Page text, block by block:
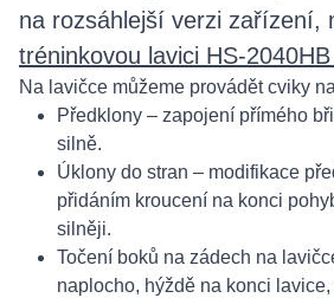
na rozsáhlejší verzi zařízení,
tréninkovou lavici HS-2040HB
Na lavičce můžeme provádět cviky
Předklony – zapojení přímého
silně.
Úklony do stran – modifikace
přidáním kroucení na konci
silněji.
Točení boků na zádech na
naplocho, hýždě na konci